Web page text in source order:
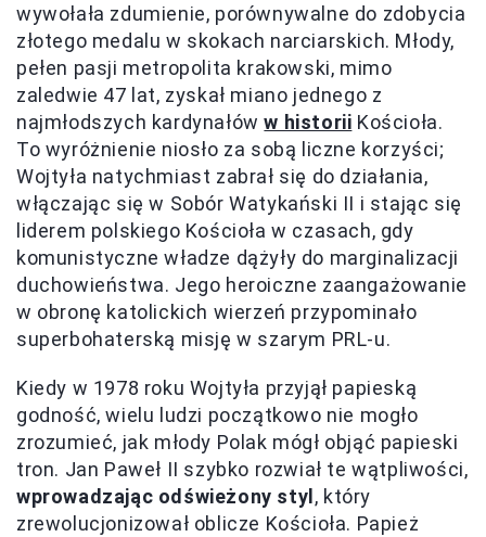
wywołała zdumienie, porównywalne do zdobycia
złotego medalu w skokach narciarskich. Młody,
pełen pasji metropolita krakowski, mimo
zaledwie 47 lat, zyskał miano jednego z
najmłodszych kardynałóww historii Kościoła.
To wyróżnienie niosło za sobą liczne korzyści;
Wojtyła natychmiast zabrał się do działania,
włączając się w Sobór Watykański II i stając się
liderem polskiego Kościoła w czasach, gdy
komunistyczne władze dążyły do marginalizacji
duchowieństwa. Jego heroiczne zaangażowanie
w obronę katolickich wierzeń przypominało
superbohaterską misję w szarym PRL-u.
Kiedy w 1978 roku Wojtyła przyjął papieską
godność, wielu ludzi początkowo nie mogło
zrozumieć, jak młody Polak mógł objąć papieski
tron. Jan Paweł II szybko rozwiał te wątpliwości,
wprowadzając odświeżony styl, który
zrewolucjonizował oblicze Kościoła. Papież